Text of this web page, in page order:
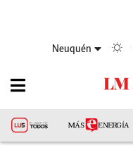
Neuquén